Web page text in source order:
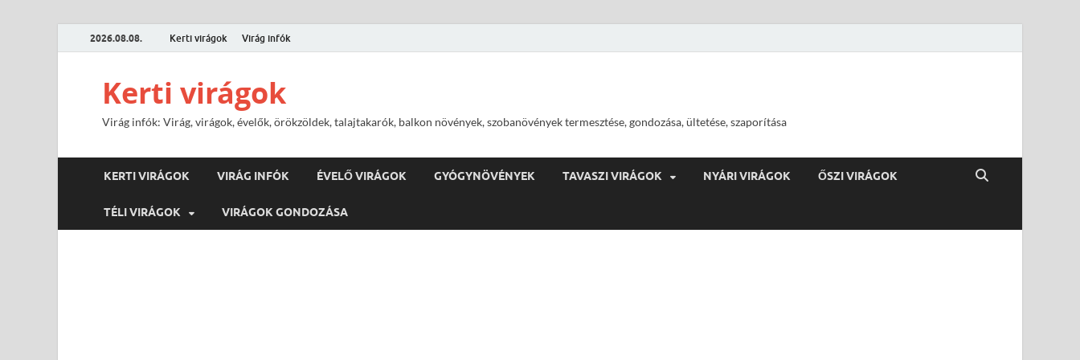
2026.08.08. Kerti virágok Virág infók
Kerti virágok
Virág infók: Virág, virágok, évelők, örökzöldek, talajtakarók, balkon növények, szobanövények termesztése, gondozása, ültetése, szaporítása
KERTI VIRÁGOK VIRÁG INFÓK ÉVELŐ VIRÁGOK GYÓGYNÖVÉNYEK TAVASZI VIRÁGOK NYÁRI VIRÁGOK ŐSZI VIRÁGOK
TÉLI VIRÁGOK VIRÁGOK GONDOZÁSA